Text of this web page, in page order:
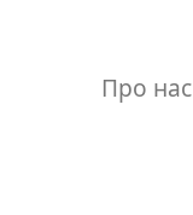
Про нас